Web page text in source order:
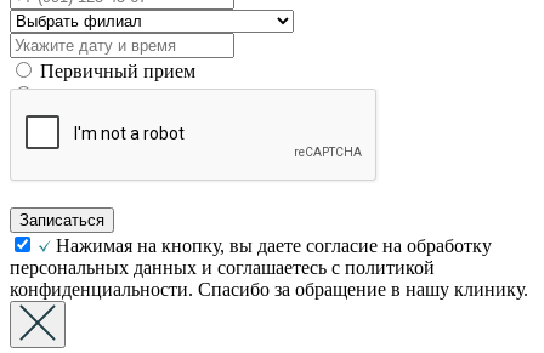
Первичный прием
Вторичный прием
Записаться
Нажимая на кнопку, вы даете согласие на обработку
персональных данных и соглашаетесь с политикой
конфиденциальности. Спасибо за обращение в нашу клинику.